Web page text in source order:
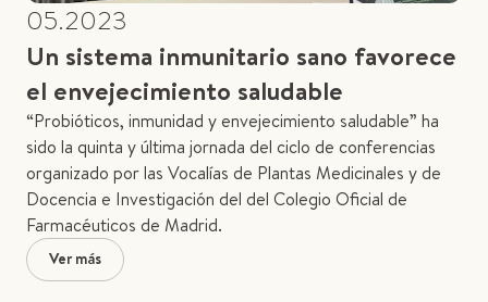
05.2023
Un sistema inmunitario sano favorece
el envejecimiento saludable
“Probióticos, inmunidad y envejecimiento saludable” ha
sido la quinta y última jornada del ciclo de conferencias
organizado por las Vocalías de Plantas Medicinales y de
Docencia e Investigación del del Colegio Oficial de
Farmacéuticos de Madrid.
Ver más